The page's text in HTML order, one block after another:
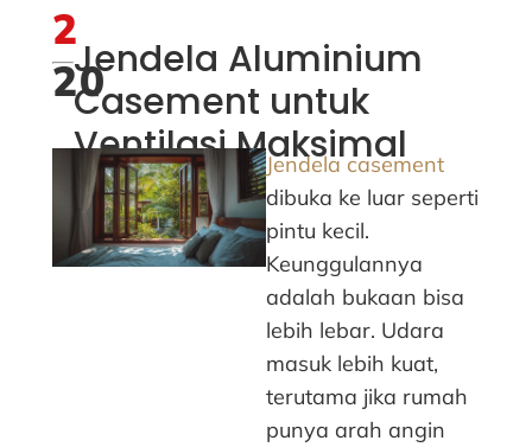
2
20
Jendela Aluminium
Casement untuk
Ventilasi Maksimal
Jendela casement
dibuka ke luar seperti
pintu kecil.
Keunggulannya
adalah bukaan bisa
lebih lebar. Udara
masuk lebih kuat,
terutama jika rumah
punya arah angin